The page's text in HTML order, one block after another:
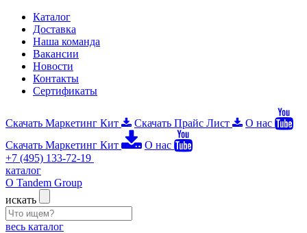
Каталог
Доставка
Наша команда
Вакансии
Новости
Контакты
Сертификаты
Скачать Маркетинг Кит Скачать Прайс Лист
О нас
Скачать Маркетинг Кит
О нас
+7 (495) 133-72-19
каталог
О Tandem Group
искать
весь каталог